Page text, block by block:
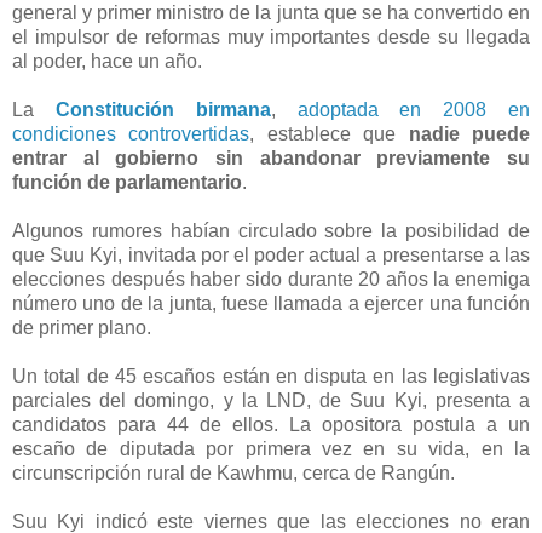
general y primer ministro de la junta que se ha convertido en
el impulsor de reformas muy importantes desde su llegada
al poder, hace un año.
La Constitución birmana, adoptada en 2008 en
condiciones controvertidas, establece que nadie puede
entrar al gobierno sin abandonar previamente su
función de parlamentario.
Algunos rumores habían circulado sobre la posibilidad de
que Suu Kyi, invitada por el poder actual a presentarse a las
elecciones después haber sido durante 20 años la enemiga
número uno de la junta, fuese llamada a ejercer una función
de primer plano.
Un total de 45 escaños están en disputa en las legislativas
parciales del domingo, y la LND, de Suu Kyi, presenta a
candidatos para 44 de ellos. La opositora postula a un
escaño de diputada por primera vez en su vida, en la
circunscripción rural de Kawhmu, cerca de Rangún.
Suu Kyi indicó este viernes que las elecciones no eran